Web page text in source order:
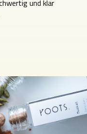
und klar